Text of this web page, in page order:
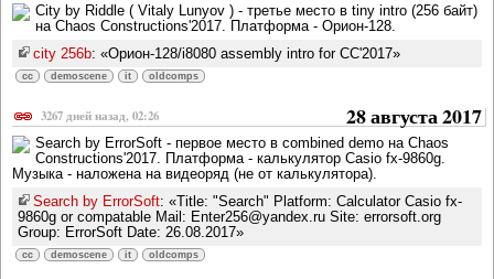
City by Riddle ( Vitaly Lunyov ) - третье место в tiny intro (256 байт)
на Chaos Constructions'2017. Платформа - Орион-128.
city 256b: «Орион-128/i8080 assembly intro for CC'2017»
cc demoscene it oldcomps
3267 дней назад, 02:26 28 августа 2017
Search by ErrorSoft - первое место в combined demo на Chaos
Constructions'2017. Платформа - калькулятор Casio fx-9860g.
Музыка - наложена на видеоряд (не от калькулятора).
Search by ErrorSoft: «Title: "Search" Platform: Calculator Casio fx-
9860g or compatable Mail: Enter256@yandex.ru Site: errorsoft.org
Group: ErrorSoft Date: 26.08.2017»
cc demoscene it oldcomps